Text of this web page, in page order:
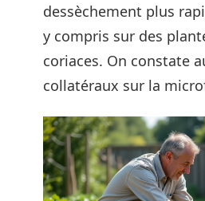
dessèchement plus
y compris sur des
coriaces. On constate
collatéraux sur la